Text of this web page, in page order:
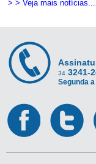
> > Veja mais notícias...
34 3241-
Segunda